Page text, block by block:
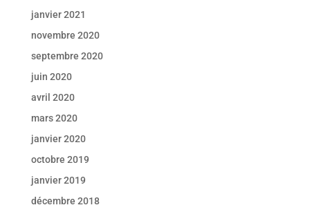
janvier 2021
novembre 2020
septembre 2020
juin 2020
avril 2020
mars 2020
janvier 2020
octobre 2019
janvier 2019
décembre 2018